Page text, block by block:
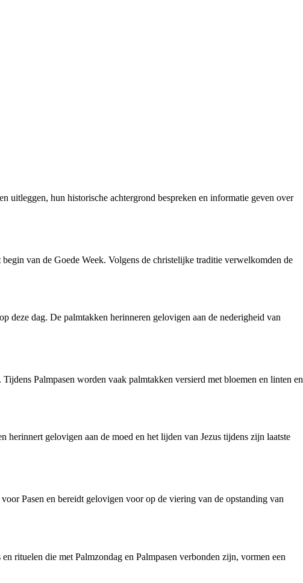
uitleggen, hun historische achtergrond bespreken en informatie geven over
van de Goede Week. Volgens de christelijke traditie verwelkomden de
deze dag. De palmtakken herinneren gelovigen aan de nederigheid van
Palmpasen worden vaak palmtakken versierd met bloemen en linten en
herinnert gelovigen aan de moed en het lijden van Jezus tijdens zijn laatste
Pasen en bereidt gelovigen voor op de viering van de opstanding van
rituelen die met Palmzondag en Palmpasen verbonden zijn, vormen een